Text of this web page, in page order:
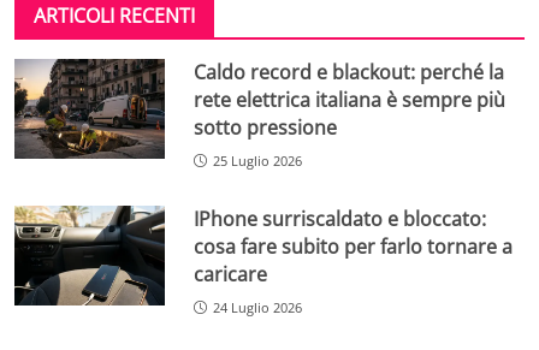
ARTICOLI RECENTI
Caldo record e blackout: perché la
rete elettrica italiana è sempre più
sotto pressione
25 Luglio 2026
IPhone surriscaldato e bloccato:
cosa fare subito per farlo tornare a
caricare
24 Luglio 2026